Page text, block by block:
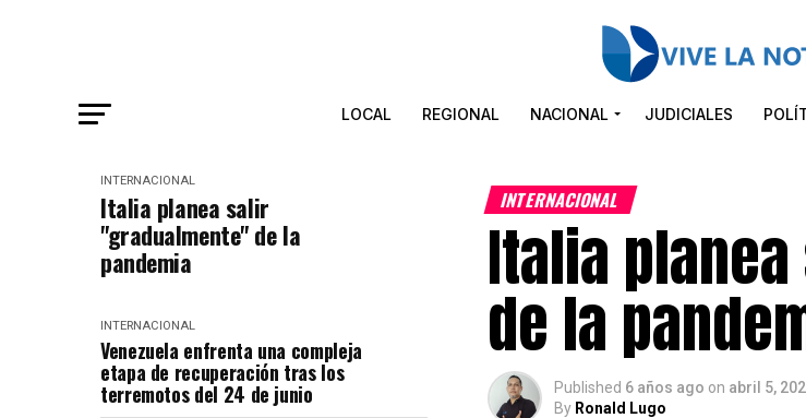
LOCAL REGIONAL NACIONAL JUDICIALES
INTERNACIONAL
Italia planea salir
"gradualmente" de la
pandemia
INTERNACIONAL
Venezuela enfrenta una compleja
etapa de recuperación tras los
terremotos del 24 de junio
INTERNACIONAL
Italia
de la
Published 6 años ago on abril 5,
By Ronald Lugo